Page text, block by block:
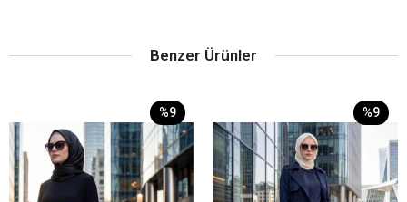
Benzer Ürünler
%9 %9